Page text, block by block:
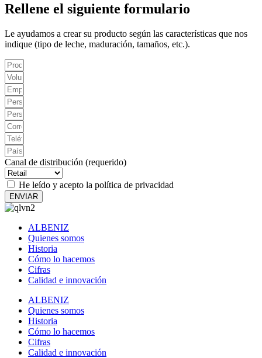
Rellene el siguiente formulario
Le ayudamos a crear su producto según las características que nos
indique (tipo de leche, maduración, tamaños, etc.).
Canal de distribución (requerido)
He leído y acepto la política de privacidad
ENVIAR
ALBENIZ
Quienes somos
Historia
Cómo lo hacemos
Cifras
Calidad e innovación
ALBENIZ
Quienes somos
Historia
Cómo lo hacemos
Cifras
Calidad e innovación